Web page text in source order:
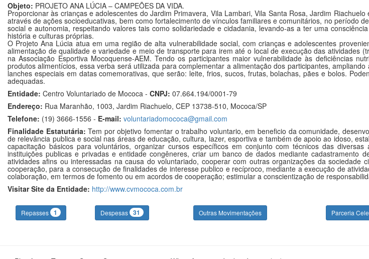
Objeto: PROJETO ANA LÚCIA – CAMPEÕES DA VIDA.
Proporcionar às crianças e adolescentes do Jardim Primavera, Vila Lambari, Vila Santa Rosa, Jardim
através de ações socioeducativas, bem como fortalecimento de vínculos familiares e comunitários, no período
social e autonomia, respeitando valores tais como solidariedade e cidadania, levando-as a ter uma
história e culturas próprias.
O Projeto Ana Lúcia atua em uma região de alta vulnerabilidade social, com crianças e adolescentes
alimentação de qualidade e variedade e meio de transporte para irem até o local de execução das atividades
na Associação Esportiva Mocoquense-AEM. Tendo os participantes maior vulnerabilidade às deficiências
produtos alimentícios, essa verba será utilizada para complementar a alimentação dos participantes,
lanches especiais em datas comemorativas, que serão: leite, frios, sucos, frutas, bolachas, pães e bolos.
adequadas.
Entidade: Centro Voluntariado de Mococa - CNPJ: 07.664.194/0001-79
Endereço: Rua Maranhão, 1003, Jardim Riachuelo, CEP 13738-510, Mococa/SP
Telefone: (19) 3666-1556 - E-mail: voluntariadomococa@gmail.com
Finalidade Estatutária: Tem por objetivo fomentar o trabalho voluntario, em beneficio da comunidade,
de relevância publica e social nas áreas de educação, cultura, lazer, esportiva e também de apoio ao idoso,
capacitação básicos para voluntários, organizar cursos específicos em conjunto com técnicos das
instituições publicas e privadas e entidade congêneres, criar um banco de dados mediante cadastramento
atividades afins ou interessadas na causa do voluntariado, cooperar com outras organizações da
cooperação, para a consecução de finalidades de interesse publico e recíproco, mediante a execução de
colaboração, em termos de fomento ou em acordos de cooperação; estimular a conscientização de
Visitar Site da Entidade: http://www.cvmococa.com.br
Repasses 1 Despesas 31 Outras Movimentações Parceria